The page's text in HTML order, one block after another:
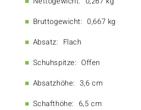
Bruttogewicht: 0,667 kg
Absatz: Flach
Schuhspitze: Offen
Absatzhöhe: 3,6 cm
Schafthöhe: 6,5 cm